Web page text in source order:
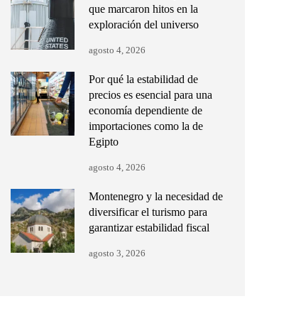
que marcaron hitos en la
exploración del universo
agosto 4, 2026
Por qué la estabilidad de
precios es esencial para una
economía dependiente de
importaciones como la de
Egipto
agosto 4, 2026
Montenegro y la necesidad de
diversificar el turismo para
garantizar estabilidad fiscal
agosto 3, 2026